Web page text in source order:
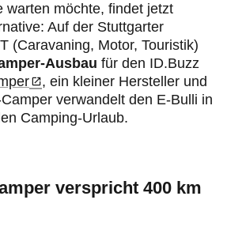
warten möchte, findet jetzt
Auf der Stuttgarter
(Caravaning, Motor, Touristik)
Ausbau für den ID.Buzz
, ein kleiner Hersteller und
verwandelt den E-Bulli in
Camping-Urlaub.
verspricht 400 km